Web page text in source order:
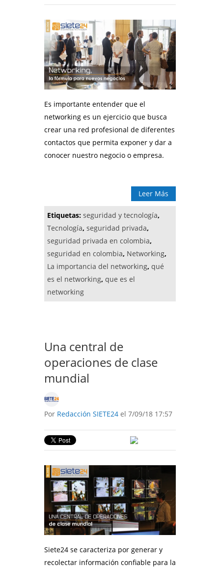
Es importante entender que el
networking es un ejercicio que busca
crear una red profesional de diferentes
contactos que permita exponer y dar a
conocer nuestro negocio o empresa.
Leer Más
Etiquetas: seguridad y tecnología,
Tecnología, seguridad privada,
seguridad privada en colombia,
seguridad en colombia, Networking,
La importancia del networking, qué
es el networking, que es el
networking
Una central de
operaciones de clase
mundial
Por Redacción SIETE24 el 7/09/18 17:57
Siete24 se caracteriza por generar y
recolectar información confiable para la